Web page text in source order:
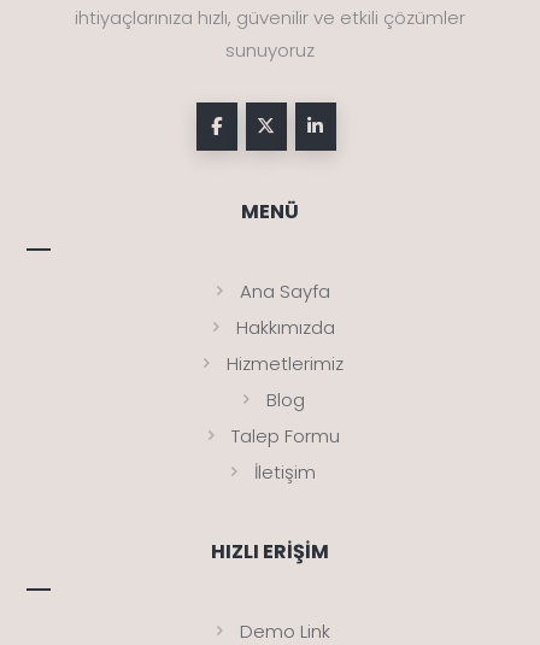
ihtiyaçlarınıza hızlı, güvenilir ve etkili çözümler
sunuyoruz
MENÜ
Ana Sayfa
Hakkımızda
Hizmetlerimiz
Blog
Talep Formu
İletişim
HIZLI ERIŞIM
Demo Link